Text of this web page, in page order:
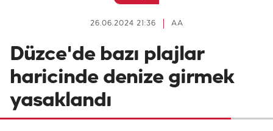
AA
26.06.2024 21:36
Düzce'de bazı plajlar
haricinde denize girmek
yasaklandı